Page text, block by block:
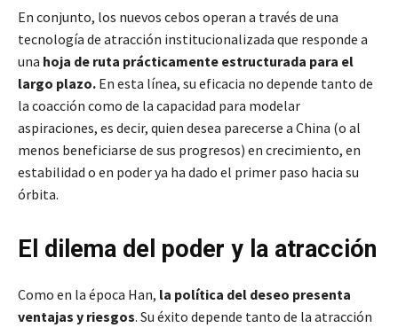
En conjunto, los nuevos cebos operan a través de una
tecnología de atracción institucionalizada que responde a
una hoja de ruta prácticamente estructurada para el
largo plazo. En esta línea, su eficacia no depende tanto de
la coacción como de la capacidad para modelar
aspiraciones, es decir, quien desea parecerse a China (o al
menos beneficiarse de sus progresos) en crecimiento, en
estabilidad o en poder ya ha dado el primer paso hacia su
órbita.
El dilema del poder y la atracción
Como en la época Han, la política del deseo presenta
ventajas y riesgos. Su éxito depende tanto de la atracción